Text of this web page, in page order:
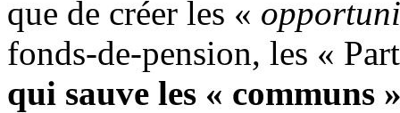
que de créer les «
fonds-de-pension, les «
qui sauve les « communs